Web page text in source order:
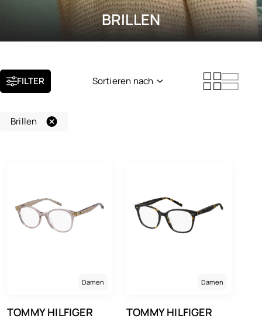
BRILLEN
FILTER Sortieren nach
Brillen
Damen
TOMMY HILFIGER
Damen
TOMMY HILFIGER